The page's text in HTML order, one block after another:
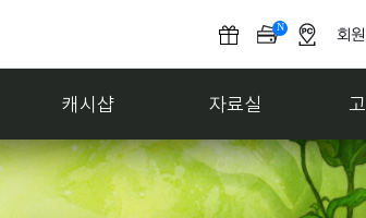
N
F
회
캐시샵 자료실